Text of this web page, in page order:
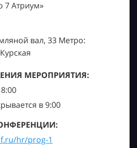
7 Атриум»
вал, 33 Метро:
МЕРОПРИЯТИЯ:
в 9:00
hr/prog-1